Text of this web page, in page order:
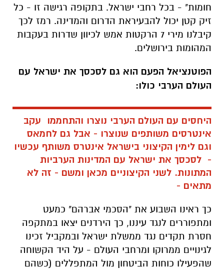
חומות" - בכל רחבי ישראל. בתקופה רגישה זו - כל
זיק קטן יכול להבעיראת הדרום והמדינה. רמז לכך
קיבלנו מירי 7 הרקטות אמש לכיוון שדרות בעקבות
המהומות בירושלים.
הפוטנציאל הפעם הוא גם לסכסך את ישראל עם
העולם הערבי כולו:
היחסים עם העולם הערבי נוצרו והתחממו עקב
אינטרסים משותפים שנוצרו - אבל גם לחמאס
וגם לימין הקיצוני בישראל אינטרס משותף עכשיו
- לסכסך את ישראל עם המדינות הערביות
המתונות. לשני הקיצוניים מכאן ומשם - זה לא
מתאים -
כך ראינו השבוע את "הסכמי אברהם" כמעט
ומתפוררים לנגד עיננו, כך הירדנים יצאו במתקפה
חסרת תקדים נגד ממשלת ישראל ובמקביל זכינו
לגינויים ממרוקו ומרחבי העולם - על היד הקשוחה
שהפעילו כוחות הביטחון מול המתפללים (כשהם